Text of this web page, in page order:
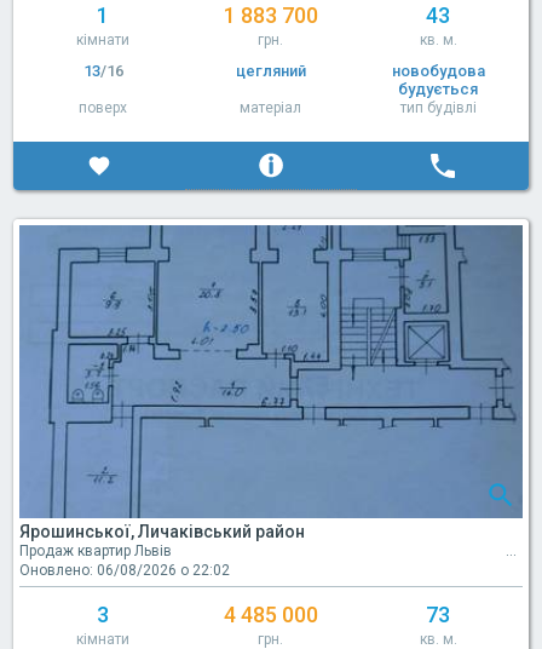
1
кімнати
1 883 700
грн.
43
кв. м.
13/16
поверх
цегляний
матеріал
новобудова
будується
тип будівлі
Ярошинської, Личаківський район
Продаж квартир Львів
Оновлено: 06/08/2026 о 22:02
3
кімнати
4 485 000
грн.
73
кв. м.